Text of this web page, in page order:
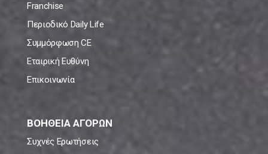
Franchise
Περιοδικό Daily Life
Συμμόρφωση CE
Εταιρική Ευθύνη
Επικοινωνία
ΒΟΗΘΕΙΑ ΑΓΟΡΩΝ
Συχνές Ερωτήσεις